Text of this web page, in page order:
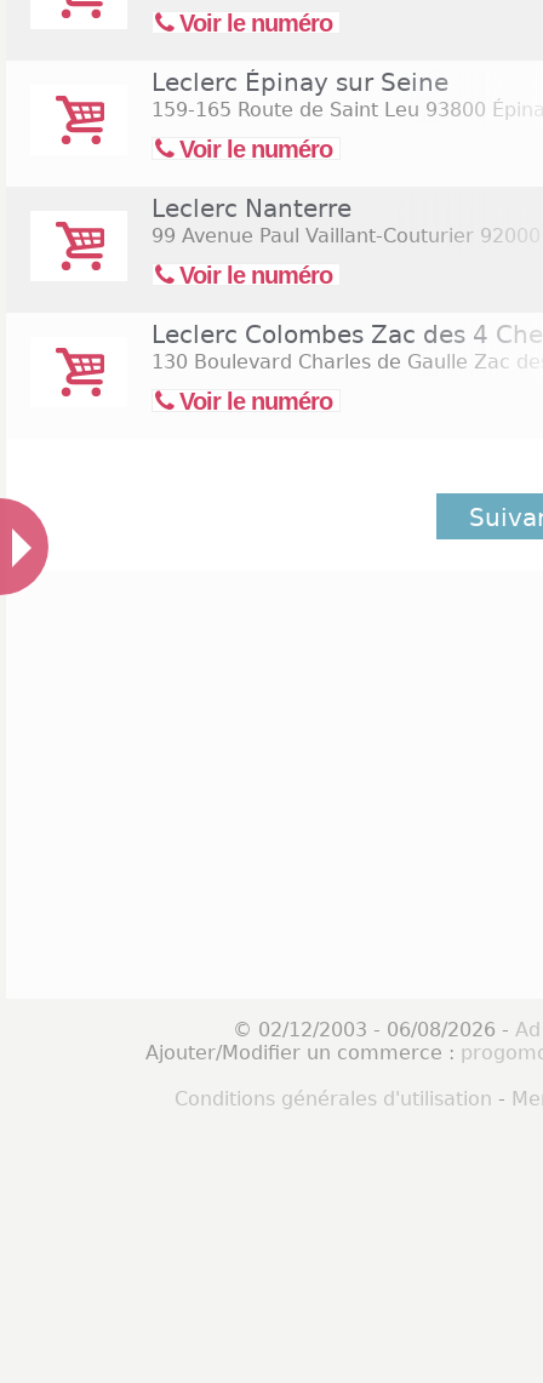
Voir le numéro
Leclerc Épinay sur Seine
159-165 Route de Saint Leu 93800
Voir le numéro
Leclerc Nanterre
99 Avenue Paul Vaillant-Couturier
Voir le numéro
Leclerc Colombes Zac des 4
130 Boulevard Charles de Gaulle Zac
Voir le numéro
© 02/12/2003 - 06/08/2026 -
Ajouter/Modifier un commerce :
Conditions générales d'utilisation -